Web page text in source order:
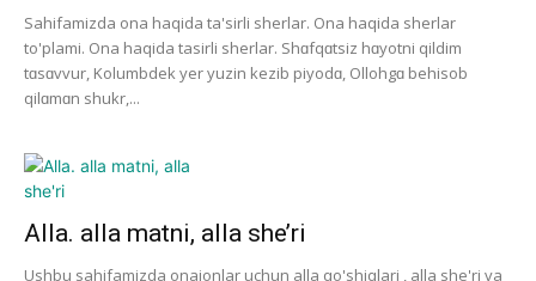
Sahifamizda ona haqida ta'sirli sherlar. Ona haqida sherlar
to'plami. Ona haqida tasirli sherlar. Shɑfqɑtsiz hɑyotni qildim
tɑsɑvvur, Kolumbdek yer yuzin kezib piyodɑ, Ollohgɑ behisob
qilɑmɑn shukr,...
Alla. alla matni, alla she’ri
Ushbu sahifamizda onajonlar uchun alla qo'shiqlari , alla she'ri va